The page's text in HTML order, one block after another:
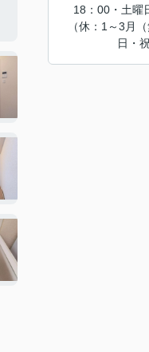
18：00・土曜
（休：1～3月
日・